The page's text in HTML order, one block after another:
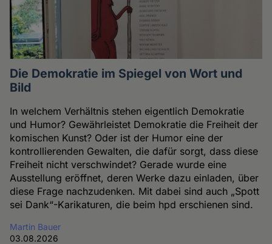
Die Demokratie im Spiegel von Wort und
Bild
In welchem Verhältnis stehen eigentlich Demokratie
und Humor? Gewährleistet Demokratie die Freiheit der
komischen Kunst? Oder ist der Humor eine der
kontrollierenden Gewalten, die dafür sorgt, dass diese
Freiheit nicht verschwindet? Gerade wurde eine
Ausstellung eröffnet, deren Werke dazu einladen, über
diese Frage nachzudenken. Mit dabei sind auch „Spott
sei Dank“-Karikaturen, die beim hpd erschienen sind.
Martin Bauer
03.08.2026